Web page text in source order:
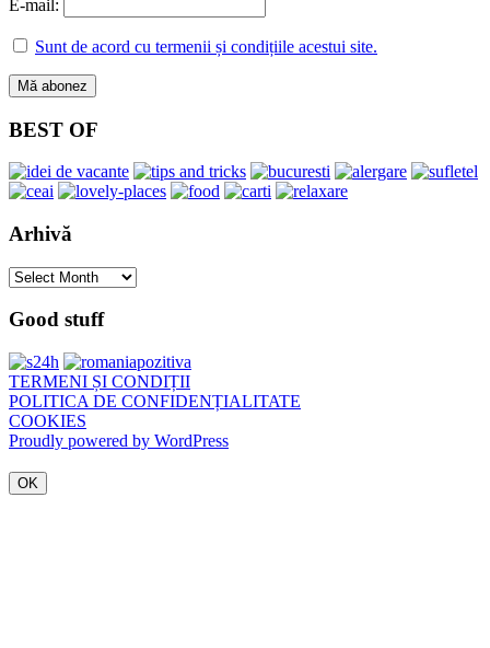
E-mail:
Sunt de acord cu termenii și condițiile acestui site.
BEST OF
Arhivă
Arhivă
Good stuff
TERMENI ȘI CONDIȚII
POLITICA DE CONFIDENȚIALITATE
COOKIES
Proudly powered by WordPress
OK